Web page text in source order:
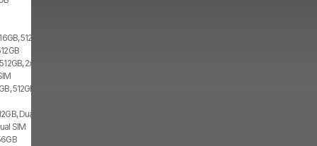
512GB, 2x SIM
2x SIM
512GB, 2x SIM
Dual SIM
SIM